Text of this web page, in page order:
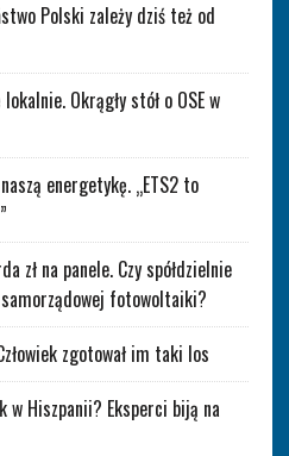
Polski zależy dziś też od
Okrągły stół o OSE w
energetykę. „ETS2 to
zł na panele. Czy spółdzielnie
fotowoltaiki?
zgotował im taki los
w Hiszpanii? Eksperci biją na